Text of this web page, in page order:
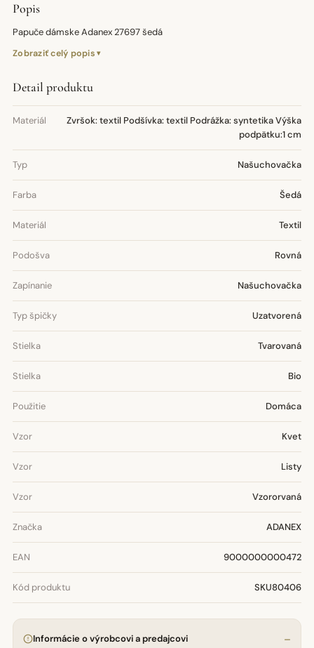
Popis
Papuče dámske Adanex 27697 šedá
Zobraziť celý popis
Detail produktu
Materiál
Zvršok: textil Podšívka: textil Podrážka: syntetika Výška
podpätku:1 cm
Typ Našuchovačka
Farba Šedá
Materiál Textil
Podošva Rovná
Zapínanie Našuchovačka
Typ špičky Uzatvorená
Stielka Tvarovaná
Stielka Bio
Použitie Domáca
Vzor Kvet
Vzor Listy
Vzor Vzororvaná
Značka ADANEX
EAN 9000000000472
Kód produktu SKU80406
Informácie o výrobcovi a predajcovi